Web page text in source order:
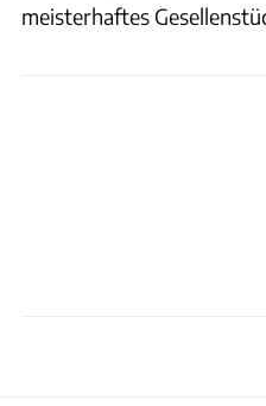
meisterhaftes